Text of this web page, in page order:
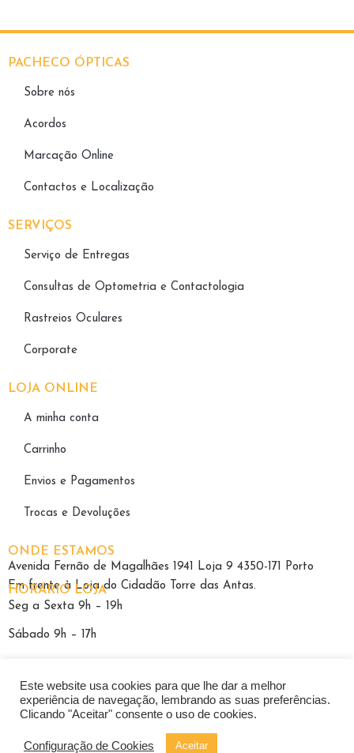
PACHECO ÓPTICAS
Sobre nós
Acordos
Marcação Online
Contactos e Localização
SERVIÇOS
Serviço de Entregas
Consultas de Optometria e Contactologia​
Rastreios Oculares
Corporate
LOJA ONLINE
A minha conta
Carrinho
Envios e Pagamentos
Trocas e Devoluções
ONDE ESTAMOS
Avenida Fernão de Magalhães 1941 Loja 9 4350-171 Porto
Em frente à Loja do Cidadão Torre das Antas.
HORÁRIO LOJA
Seg a Sexta 9h – 19h
Sábado 9h – 17h
Política de Privacidade|Termos e Condições|Livro Reclamações
Este website usa cookies para que lhe dar a melhor
experiência de navegação, lembrando as suas preferências.
Clicando "Aceitar" consente o uso de cookies.
Configuração de Cookies Aceitar